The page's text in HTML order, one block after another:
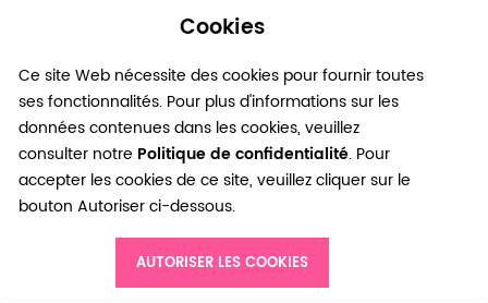
Cookies
Ce site Web nécessite des cookies pour fournir toutes
ses fonctionnalités. Pour plus d'informations sur les
données contenues dans les cookies, veuillez
consulter notre Politique de confidentialité. Pour
accepter les cookies de ce site, veuillez cliquer sur le
bouton Autoriser ci-dessous.
AUTORISER LES COOKIES
0
Pendentif Cage à oiseau Moyen relief Bronze vieilli x 1